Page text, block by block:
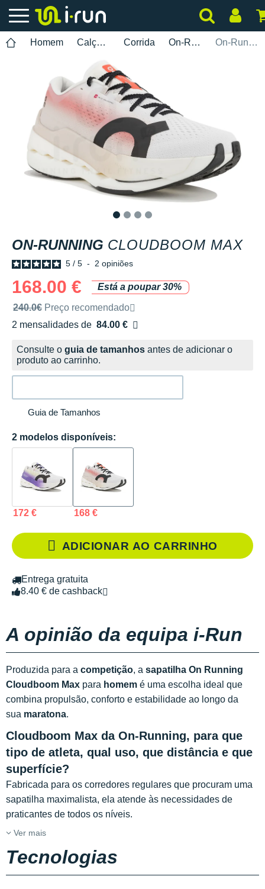
Homem Calçados Corrida On-Running On-Running Cloudboom Max
ON-RUNNING CLOUDBOOM MAX
5 / 5 - 2 opiniões
168.00 €
Está a poupar 30%
Preço de venda recomendado pela marca
240.0€ Preço recomendado
2 mensalidades de 84.00 €
sem custos
Consulte o guia de tamanhos antes de adicionar o
produto ao carrinho.
Guia de Tamanhos
2 modelos disponíveis:
172 € 168 €
ADICIONAR AO CARRINHO
Entrega gratuita
8.40 € de cashback
A opinião da equipa i-Run
Produzida para a competição, a sapatilha On Running
Cloudboom Max para homem é uma escolha ideal que
combina propulsão, conforto e estabilidade ao longo da
sua maratona.
Cloudboom Max da On-Running, para que
tipo de atleta, qual uso, que distância e que
superfície?
Fabricada para os corredores regulares que procuram uma
sapatilha maximalista, ela atende às necessidades de
praticantes de todos os níveis.
Ver mais
Tecnologias